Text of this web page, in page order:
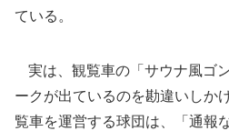
ている。
実は、観覧車の「サウナ風ゴ
ークが出ているのを勘違いしか
覧車を運営する球団は、「通報